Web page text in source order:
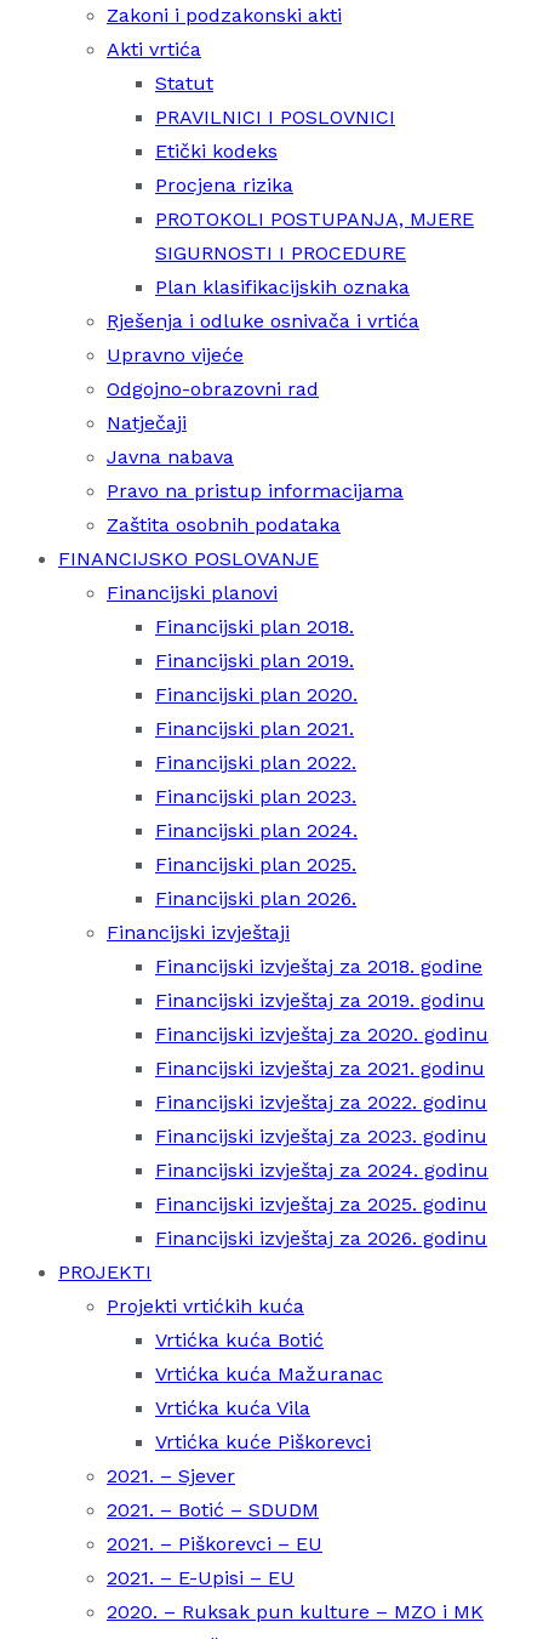
Zakoni i podzakonski akti
Akti vrtića
Statut
PRAVILNICI I POSLOVNICI
Etički kodeks
Procjena rizika
PROTOKOLI POSTUPANJA, MJERE
SIGURNOSTI I PROCEDURE
Plan klasifikacijskih oznaka
Rješenja i odluke osnivača i vrtića
Upravno vijeće
Odgojno-obrazovni rad
Natječaji
Javna nabava
Pravo na pristup informacijama
Zaštita osobnih podataka
FINANCIJSKO POSLOVANJE
Financijski planovi
Financijski plan 2018.
Financijski plan 2019.
Financijski plan 2020.
Financijski plan 2021.
Financijski plan 2022.
Financijski plan 2023.
Financijski plan 2024.
Financijski plan 2025.
Financijski plan 2026.
Financijski izvještaji
Financijski izvještaj za 2018. godine
Financijski izvještaj za 2019. godinu
Financijski izvještaj za 2020. godinu
Financijski izvještaj za 2021. godinu
Financijski izvještaj za 2022. godinu
Financijski izvještaj za 2023. godinu
Financijski izvještaj za 2024. godinu
Financijski izvještaj za 2025. godinu
Financijski izvještaj za 2026. godinu
PROJEKTI
Projekti vrtićkih kuća
Vrtićka kuća Botić
Vrtićka kuća Mažuranac
Vrtićka kuća Vila
Vrtićka kuće Piškorevci
2021. – Sjever
2021. – Botić – SDUDM
2021. – Piškorevci – EU
2021. – E-Upisi – EU
2020. – Ruksak pun kulture – MZO i MK